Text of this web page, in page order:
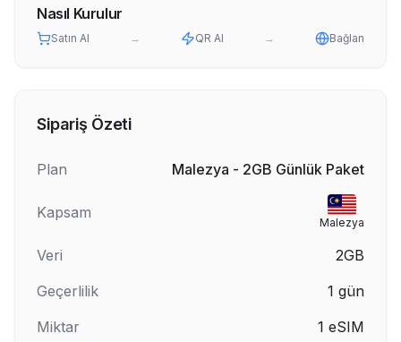
Nasıl Kurulur
Satın Al → QR Al → Bağlan
Sipariş Özeti
Plan Malezya - 2GB Günlük Paket
Kapsam
Malezya
Veri
2GB
Geçerlilik
1 gün
Miktar
1 eSIM